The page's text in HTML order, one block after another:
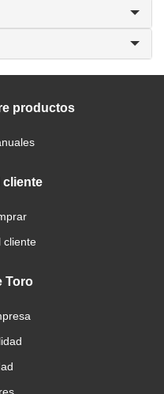
productos
cliente
cliente
Toro